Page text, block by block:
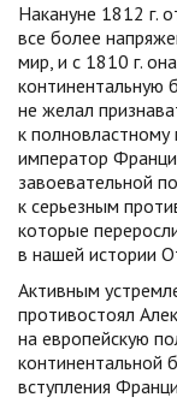
Накануне 1812 г.
все более
мир, и с 1810 г.
континентальную
не желал
к
император
завоевательной
к серьезным
которые
в нашей истории
Активным
противостоял
на европейскую
континентальной
вступления